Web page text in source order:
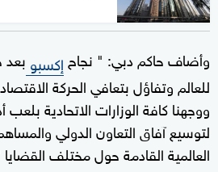
وأضاف حاكم دبي: " نجاحإكسبو بعد
للعالم وتفاؤل بتعافي الحركة
ووجهنا كافة الوزارات الاتحادية بلعب
لتوسيع آفاق التعاون الدولي
العالمية القادمة حول مختلف